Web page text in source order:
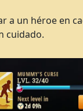
a un héroe en
cuidado.